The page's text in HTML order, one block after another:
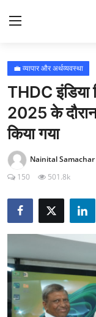
Login
Home
🏔️ स्थानीय समाचार
🗳️ राजनीति
🌍 अंतर्राष्ट्रीय समाचार
💼 व्यापार और अर्थव्यवस्था
💼 व्यापार और अर्थव्यवस्था
THDC इंडिया
2025 के
किया गया
Nainital
150
501.8k